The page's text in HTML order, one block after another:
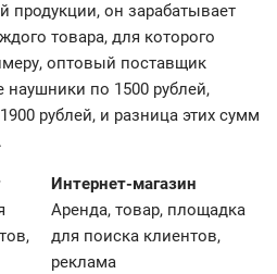
продукции, он зарабатывает
товара, для которого
оптовый поставщик
наушники по 1500 рублей,
рублей, и разница этих сумм
Интернет-магазин
Аренда, товар, площадка
для поиска клиентов,
реклама